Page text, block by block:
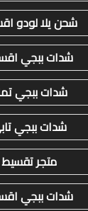
شحن يلا لودو
شدات ببجي
شدات ببجي
شدات ببجي
متجر تقسيط
شدات ببجي